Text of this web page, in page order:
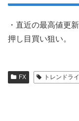
・直近の最高値更
押し目買い狙い。
FX トレンドラ